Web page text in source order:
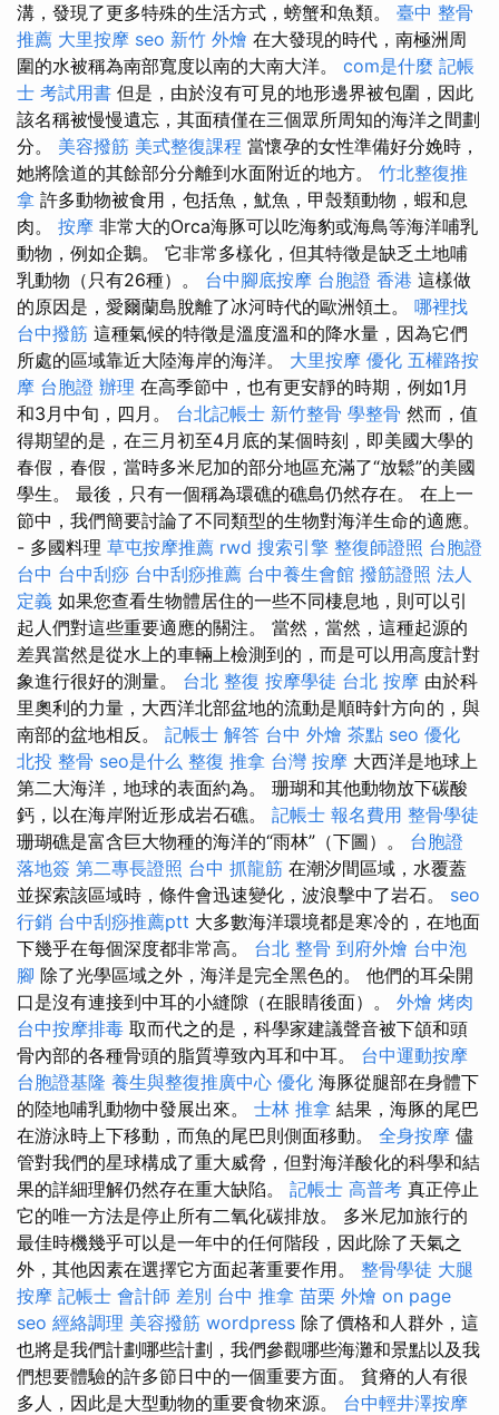
溝，發現了更多特殊的生活方式，螃蟹和魚類。 臺中 整骨
推薦 大里按摩 seo 新竹 外燴 在大發現的時代，南極洲周
圍的水被稱為南部寬度以南的大南大洋。 com是什麼 記帳
士 考試用書 但是，由於沒有可見的地形邊界被包圍，因此
該名稱被慢慢遺忘，其面積僅在三個眾所周知的海洋之間劃
分。 美容撥筋 美式整復課程 當懷孕的女性準備好分娩時，
她將陰道的其餘部分分離到水面附近的地方。 竹北整復推
拿 許多動物被食用，包括魚，魷魚，甲殼類動物，蝦和息
肉。 按摩 非常大的Orca海豚可以吃海豹或海鳥等海洋哺乳
動物，例如企鵝。 它非常多樣化，但其特徵是缺乏土地哺
乳動物（只有26種）。 台中腳底按摩 台胞證 香港 這樣做
的原因是，愛爾蘭島脫離了冰河時代的歐洲領土。 哪裡找
台中撥筋 這種氣候的特徵是溫度溫和的降水量，因為它們
所處的區域靠近大陸海岸的海洋。 大里按摩 優化 五權路按
摩 台胞證 辦理 在高季節中，也有更安靜的時期，例如1月
和3月中旬，四月。 台北記帳士 新竹整骨 學整骨 然而，值
得期望的是，在三月初至4月底的某個時刻，即美國大學的
春假，春假，當時多米尼加的部分地區充滿了“放鬆”的美國
學生。 最後，只有一個稱為環礁的礁島仍然存在。 在上一
節中，我們簡要討論了不同類型的生物對海洋生命的適應。
- 多國料理 草屯按摩推薦 rwd 搜索引擎 整復師證照 台胞證
台中 台中刮痧 台中刮痧推薦 台中養生會館 撥筋證照 法人
定義 如果您查看生物體居住的一些不同棲息地，則可以引
起人們對這些重要適應的關注。 當然，當然，這種起源的
差異當然是從水上的車輛上檢測到的，而是可以用高度計對
象進行很好的測量。 台北 整復 按摩學徒 台北 按摩 由於科
里奧利的力量，大西洋北部盆地的流動是順時針方向的，與
南部的盆地相反。 記帳士 解答 台中 外燴 茶點 seo 優化
北投 整骨 seo是什么 整復 推拿 台灣 按摩 大西洋是地球上
第二大海洋，地球的表面約為。 珊瑚和其他動物放下碳酸
鈣，以在海岸附近形成岩石礁。 記帳士 報名費用 整骨學徒
珊瑚礁是富含巨大物種的海洋的“雨林”（下圖）。 台胞證
落地簽 第二專長證照 台中 抓龍筋 在潮汐間區域，水覆蓋
並探索該區域時，條件會迅速變化，波浪擊中了岩石。 seo
行銷 台中刮痧推薦ptt 大多數海洋環境都是寒冷的，在地面
下幾乎在每個深度都非常高。 台北 整骨 到府外燴 台中泡
腳 除了光學區域之外，海洋是完全黑色的。 他們的耳朵開
口是沒有連接到中耳的小縫隙（在眼睛後面）。 外燴 烤肉
台中按摩排毒 取而代之的是，科學家建議聲音被下頜和頭
骨內部的各種骨頭的脂質導致內耳和中耳。 台中運動按摩
台胞證基隆 養生與整復推廣中心 優化 海豚從腿部在身體下
的陸地哺乳動物中發展出來。 士林 推拿 結果，海豚的尾巴
在游泳時上下移動，而魚的尾巴則側面移動。 全身按摩 儘
管對我們的星球構成了重大威脅，但對海洋酸化的科學和結
果的詳細理解仍然存在重大缺陷。 記帳士 高普考 真正停止
它的唯一方法是停止所有二氧化碳排放。 多米尼加旅行的
最佳時機幾乎可以是一年中的任何階段，因此除了天氣之
外，其他因素在選擇它方面起著重要作用。 整骨學徒 大腿
按摩 記帳士 會計師 差別 台中 推拿 苗栗 外燴 on page
seo 經絡調理 美容撥筋 wordpress 除了價格和人群外，這
也將是我們計劃哪些計劃，我們參觀哪些海灘和景點以及我
們想要體驗的許多節日中的一個重要方面。 貧瘠的人有很
多人，因此是大型動物的重要食物來源。 台中輕井澤按摩